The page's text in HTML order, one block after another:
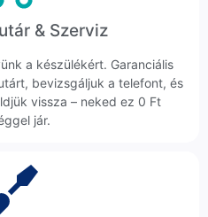
& Szerviz
a készülékért. Garanciális
bevizsgáljuk a telefont, és
vissza – neked ez 0 Ft
jár.